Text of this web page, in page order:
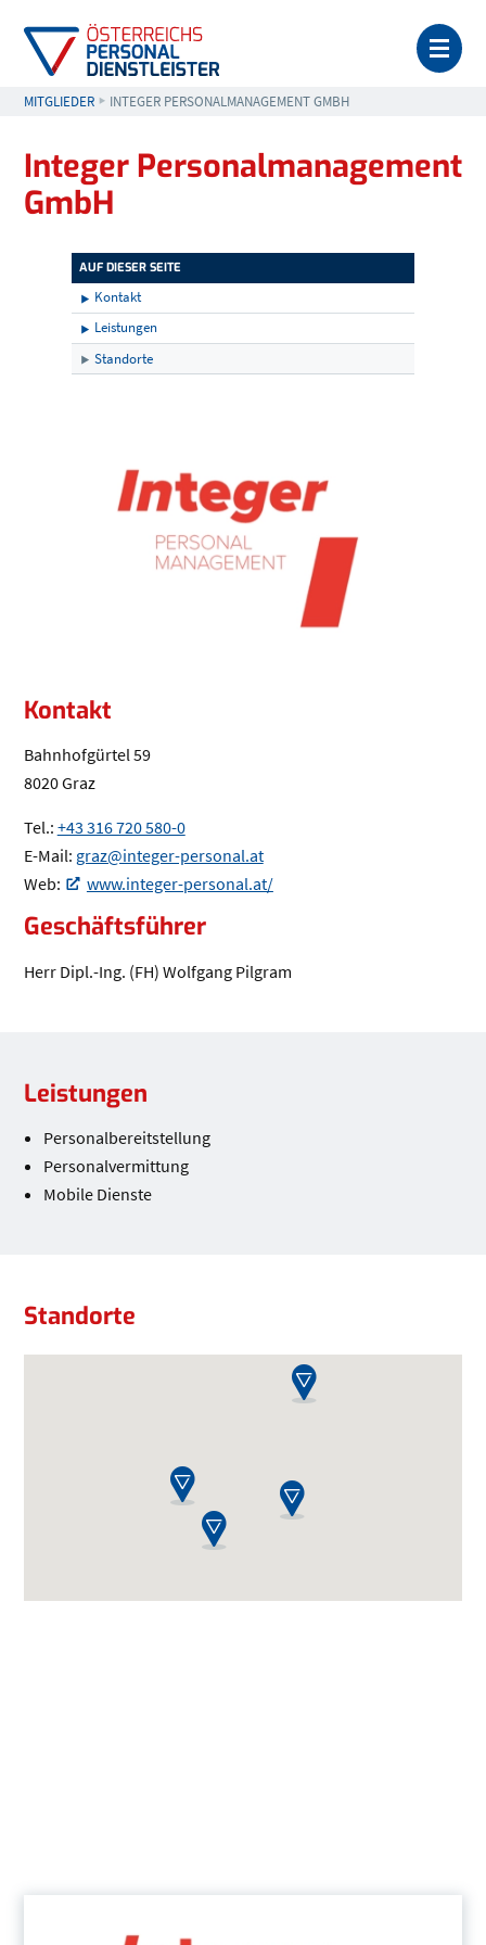
MITGLIEDER AKTUELL: INTEGER PERSONALMANAGEMENT GMBH
INTEGER PERSONALMANAGEMENT GMBH
Integer Personalmanagement
GmbH
AUF DIESER SEITE
Kontakt
Leistungen
Standorte
Kontakt
Bahnhofgürtel 59
8020 Graz
Tel.: +43 316 720 580-0(Öffnet eventuell ein Programm um die
E-Mail: graz@integer-personal.at(Öffnet eventuell ein
Web:
www.integer-personal.at/
(Öffnet in einem neuen Tab oder Fenster)
Geschäftsführer
Herr Dipl.-Ing. (FH) Wolfgang Pilgram
Leistungen
Leistungen
Personalbereitstellung
Personalvermittung
Mobile Dienste
Standorte
Standorte